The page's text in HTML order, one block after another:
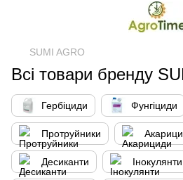
SUMI AGRO
Всі товари бренду
Гербіциди Фунгіциди
Протруйники
Десиканти Інокулянти